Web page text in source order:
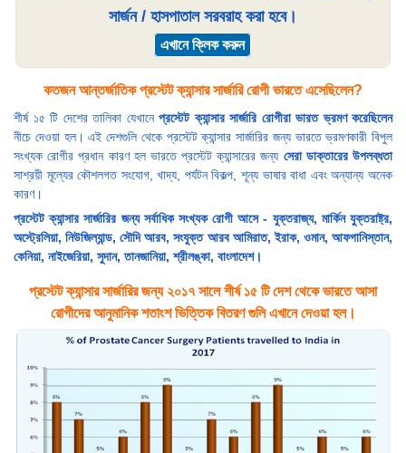
সার্জন / হাসপাতাল সরবরাহ করা হবে।
এখানে ক্লিক করুন
কতজন আন্তর্জাতিক প্রস্টেট ক্যান্সার সার্জারি রোগী ভারতে এসেছিলেন?
শীর্ষ ১৫ টি দেশের তালিকা যেখানে প্রস্টেট ক্যান্সার সার্জারি রোগীরা ভারত ভ্রমণ করেছিলেন
নীচে দেওয়া হল। এই দেশগুলি থেকে প্রস্টেট ক্যান্সার সার্জারির জন্য ভারতে ভ্রমণকারী বিপুল
সংখ্যক রোগীর প্রধান কারণ হল ভারতে প্রস্টেট ক্যান্সারের জন্য সেরা ডাক্তারের উপলব্ধতা
সাশ্রয়ী মূল্যের কৌশলগত সংযোগ, খাদ্য, পর্যটন বিকল্প, শূন্য ভাষার বাধা এবং অন্যান্য অনেক
কারণ।
প্রস্টেট ক্যান্সার সার্জারির জন্য সর্বাধিক সংখ্যক রোগী আসে - যুক্তরাজ্য, মার্কিন যুক্তরাষ্ট্র,
অস্ট্রেলিয়া, নিউজিল্যান্ড, সৌদি আরব, সংযুক্ত আরব আমিরাত, ইরাক, ওমান, আফগানিস্তান,
কেনিয়া, নাইজেরিয়া, সুদান, তানজানিয়া, শ্রীলঙ্কা, বাংলাদেশ।
প্রস্টেট ক্যান্সার সার্জারির জন্য ২০১৭ সালে শীর্ষ ১৫ টি দেশ থেকে ভারতে আসা
রোগীদের আনুমানিক শতাংশ ভিত্তিক বিতরণ গুলি এখানে দেওয়া হল।